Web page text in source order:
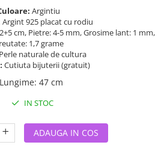
Argintiu
Argint 925 placat cu rodiu
cm, Pietre: 4-5 mm, Grosime lant: 1 mm,
1,7 grame
Perle naturale de cultura
Cutiuta bijuterii (gratuit)
Lungime: 47 cm
IN STOC
ADAUGA IN COS